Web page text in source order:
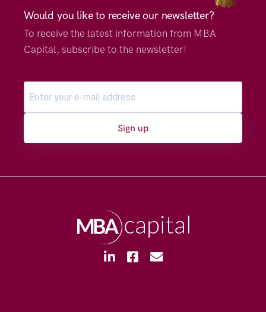
Would you like to receive our newsletter?
To receive the latest information from MBA
Capital, subscribe to the newsletter!
Sign up